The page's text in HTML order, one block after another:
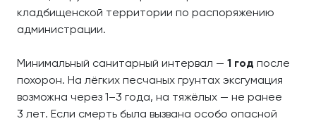
кладбищенской территории по распоряжению
администрации.
Минимальный санитарный интервал — 1 год после
похорон. На лёгких песчаных грунтах эксгумация
возможна через 1–3 года, на тяжёлых — не ранее
3 лет. Если смерть была вызвана особо опасной